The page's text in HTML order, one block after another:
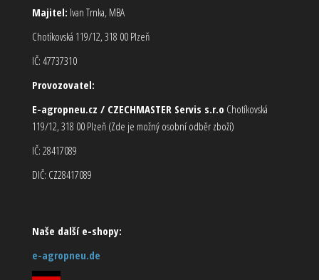
Majitel: Ivan Trnka, MBA
Chotíkovská 119/12, 318 00 Plzeň
IČ: 47737310
Provozovatel:
E-agropneu.cz / CZECHMASTER Servis s.r.o Chotíkovská
119/12, 318 00 Plzeň (Zde je možný osobní odběr zboží)
IČ: 28417089
DIČ: CZ28417089
Naše další e-shopy:
e-agropneu.de